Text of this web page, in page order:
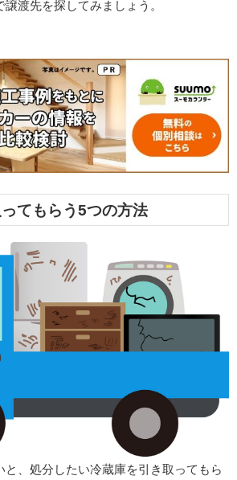
渡先を探してみましょう。
てもらう5つの方法
と、処分したい冷蔵庫を引き取ってもら